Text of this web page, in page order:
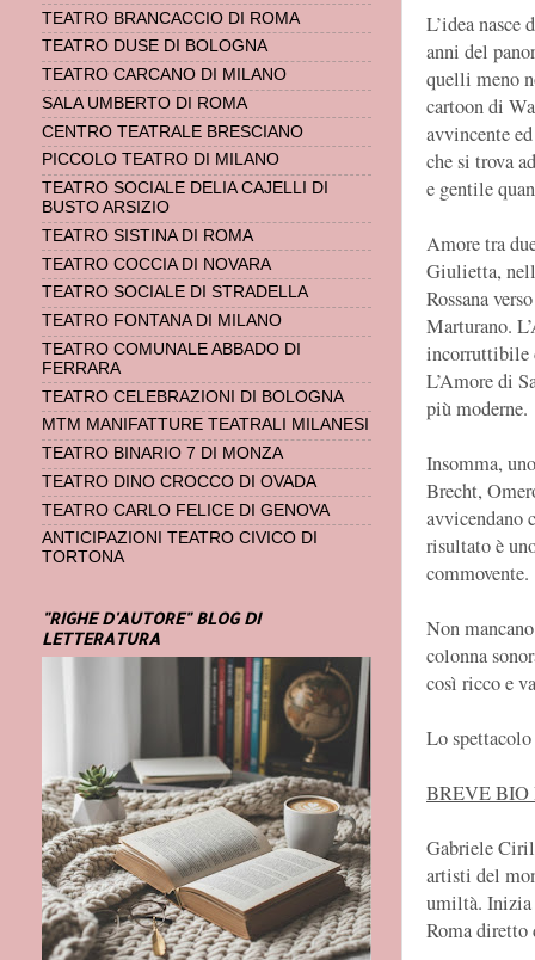
L’idea nasce
anni del
quelli meno
cartoon di
avvincente
che si trova
e gentile
Amore tra
Giulietta,
Rossana
Marturano.
incorruttibile
L’Amore di
più moderne.
Insomma,
Brecht,
avvicendano
risultato è
commovente.
Non
colonna
così ricco e
Lo
BREVE
Gabriele
artisti del
umiltà. Inizia
Roma
TEATRO BRANCACCIO DI ROMA
TEATRO DUSE DI BOLOGNA
TEATRO CARCANO DI MILANO
SALA UMBERTO DI ROMA
CENTRO TEATRALE BRESCIANO
PICCOLO TEATRO DI MILANO
TEATRO SOCIALE DELIA CAJELLI DI
BUSTO ARSIZIO
TEATRO SISTINA DI ROMA
TEATRO COCCIA DI NOVARA
TEATRO SOCIALE DI STRADELLA
TEATRO FONTANA DI MILANO
TEATRO COMUNALE ABBADO DI
FERRARA
TEATRO CELEBRAZIONI DI BOLOGNA
MTM MANIFATTURE TEATRALI MILANESI
TEATRO BINARIO 7 DI MONZA
TEATRO DINO CROCCO DI OVADA
TEATRO CARLO FELICE DI GENOVA
ANTICIPAZIONI TEATRO CIVICO DI
TORTONA
"RIGHE D'AUTORE" BLOG DI
LETTERATURA